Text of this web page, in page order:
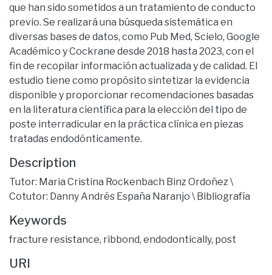
que han sido sometidos a un tratamiento de conducto
previo. Se realizará una búsqueda sistemática en
diversas bases de datos, como Pub Med, Scielo, Google
Académico y Cockrane desde 2018 hasta 2023, con el
fin de recopilar información actualizada y de calidad. El
estudio tiene como propósito sintetizar la evidencia
disponible y proporcionar recomendaciones basadas
en la literatura científica para la elección del tipo de
poste interradicular en la práctica clínica en piezas
tratadas endodónticamente.
Description
Tutor: Maria Cristina Rockenbach Binz Ordoñez \
Cotutor: Danny Andrés España Naranjo \ Bibliografía
Keywords
fracture resistance, ribbond, endodontically, post
URI